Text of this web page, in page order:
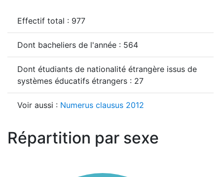
Effectif total : 977
Dont bacheliers de l'année : 564
Dont étudiants de nationalité étrangère issus de
systèmes éducatifs étrangers : 27
Voir aussi : Numerus clausus 2012
Répartition par sexe